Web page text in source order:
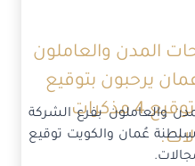
المدن والعاملون
يرحبون بتوقيع
سلطنة عُمان والكويت توقيع 4 مذكرات
والعاملون بفرع الشركة
عُمان والكويت توقيع